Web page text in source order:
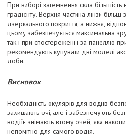
При виборі затемнення скла більшість
градієнту. Верхня частина лінзи
дзеркального покриття, а нижня,
цьому забезпечується максимальна
так і при спостереженні за панеллю
рекомендують купувати дві моделі
доби.
Висновок
Необхідність окулярів для водіїв
захищають очі, але і забезпечують
водіїв знімають втому очей, яка
непомітно для самого водія.